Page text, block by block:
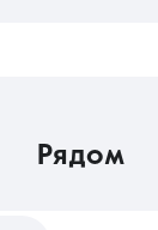
рядом